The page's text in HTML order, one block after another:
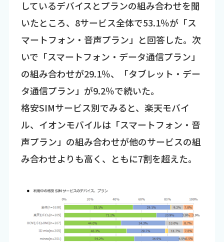
しているデバイスとプランの組み合わせを聞
いたところ、8サービス全体で53.1％が「ス
マートフォン・音声プラン」と回答した。次
いで「スマートフォン・データ通信プラン」
の組み合わせが29.1％、「タブレット・デー
タ通信プラン」が9.2％で続いた。
格安SIMサービス別でみると、楽天モバイ
ル、イオンモバイルは「スマートフォン・音
声プラン」の組み合わせが他のサービスの組
み合わせよりも高く、ともに7割を超えた。